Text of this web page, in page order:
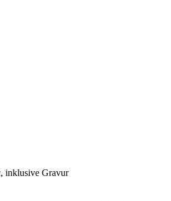
inklusive Gravur